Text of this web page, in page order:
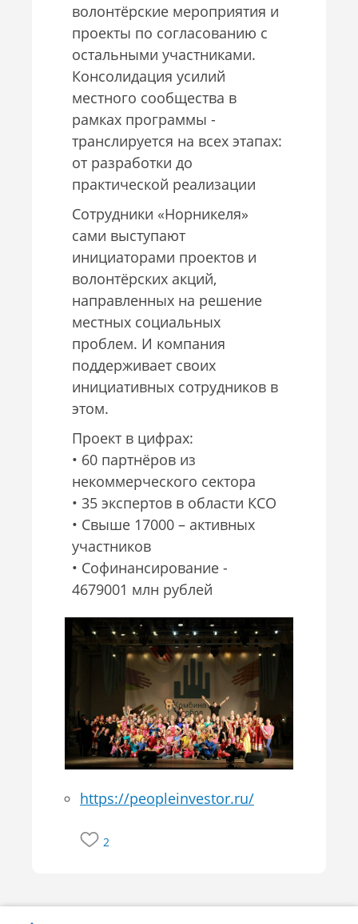
волонтёрские мероприятия и
проекты по согласованию с
остальными участниками.
Консолидация усилий
местного сообщества в
рамках программы -
транслируется на всех этапах:
от разработки до
практической реализации
Сотрудники «Норникеля»
сами выступают
инициаторами проектов и
волонтёрских акций,
направленных на решение
местных социальных
проблем. И компания
поддерживает своих
инициативных сотрудников в
этом.
Проект в цифрах:
• 60 партнёров из
некоммерческого сектора
• 35 экспертов в области КСО
• Свыше 17000 – активных
участников
• Софинансирование -
4679001 млн рублей
https://peopleinvestor.ru/
2